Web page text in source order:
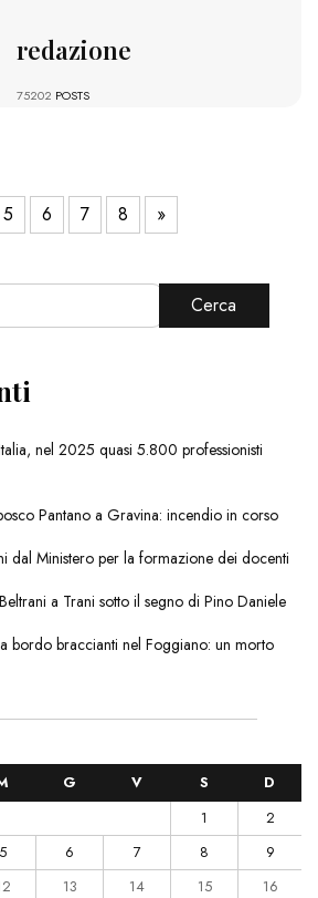
redazione
75202 POSTS
5 6 7 8 »
Cerca
nel 2025 quasi 5.800 professionisti
Pantano a Gravina: incendio in corso
dal Ministero per la formazione dei docenti
a Trani sotto il segno di Pino Daniele
bordo braccianti nel Foggiano: un morto
G V S
D
1
2
5 6 7 8
9
13 14 15
16